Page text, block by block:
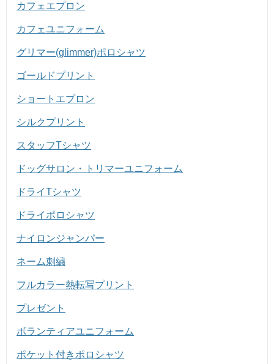
カフェエプロン
カフェユニフォーム
グリマー(glimmer)ポロシャツ
ゴールドプリント
ショートエプロン
シルクプリント
スタッフTシャツ
ドッグサロン・トリマーユニフォーム
ドライTシャツ
ドライポロシャツ
ナイロンジャンパー
ネーム刺繍
フルカラー熱転写プリント
プレゼント
ボランティアユニフォーム
ポケット付きポロシャツ